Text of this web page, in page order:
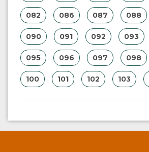
082 086 087 088
090 091 092 093
095 096 097 098
100 101 102 103